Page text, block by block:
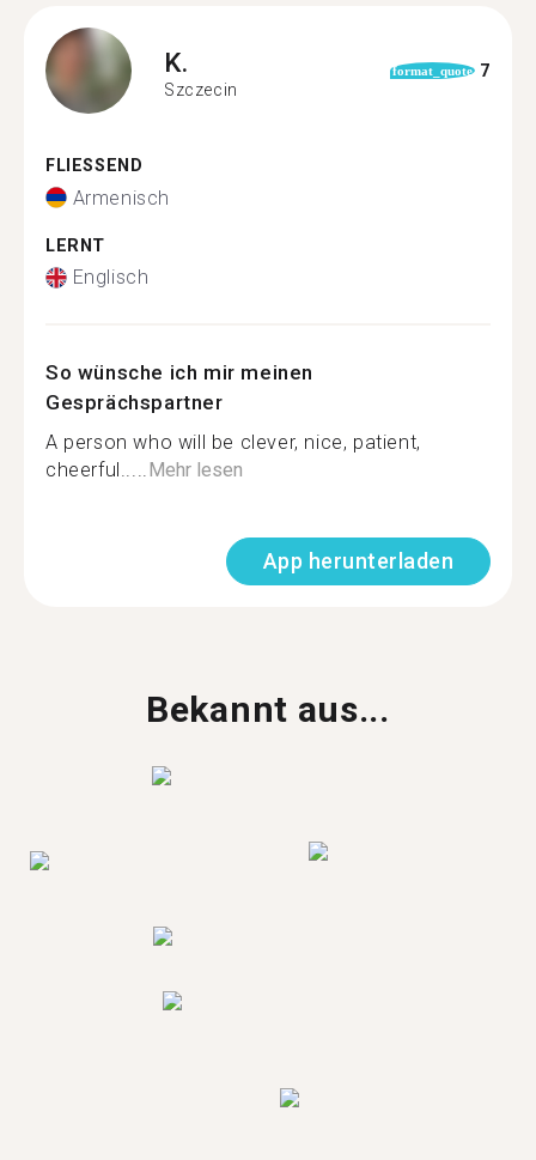
K.
Szczecin
format_quote 7
FLIESSEND
Armenisch
LERNT
Englisch
So wünsche ich mir meinen
Gesprächspartner
A person who will be clever, nice, patient,
cheerful.....Mehr lesen
App herunterladen
Bekannt aus...